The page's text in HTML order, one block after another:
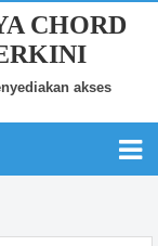
CHORD
akses